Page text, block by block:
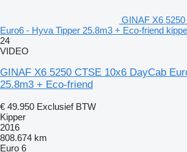
GINAF X6
Euro6 - Hyva Tipper 25.8m3 + Eco-friend
24
VIDEO
GINAF X6 5250 CTSE 10x6 DayCab
25.8m3 + Eco-friend
€ 49.950 Exclusief BTW
Kipper
2016
808.674 km
Euro 6